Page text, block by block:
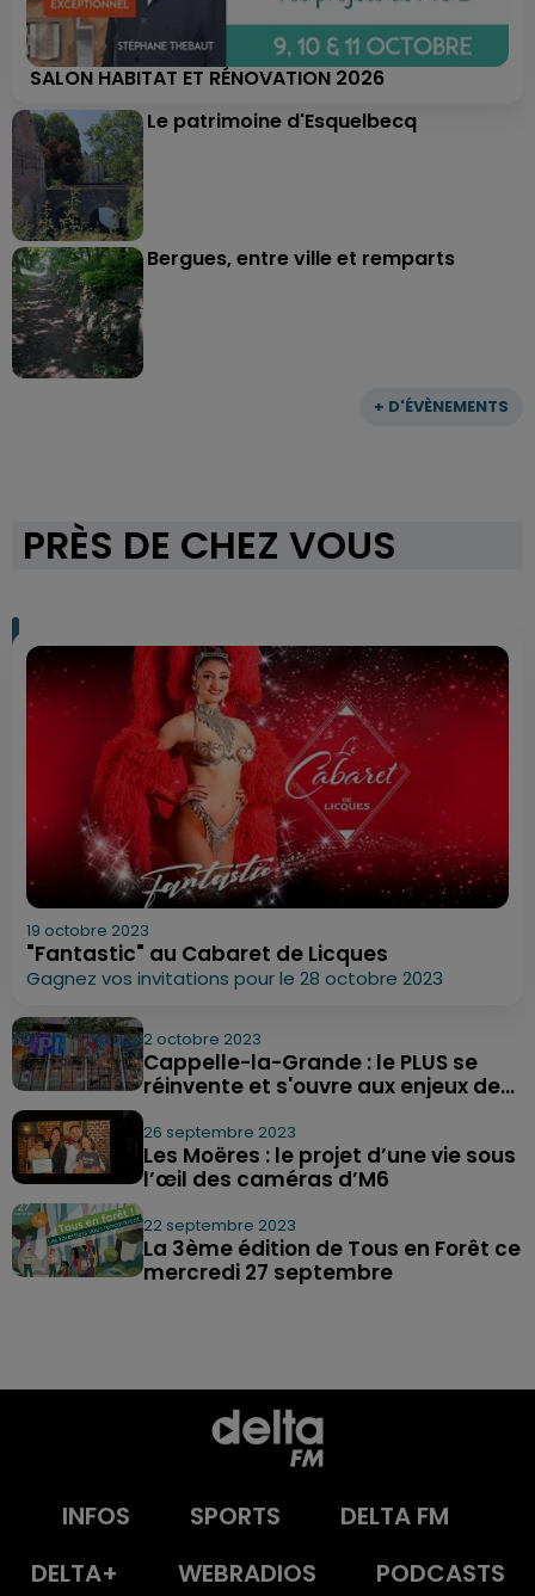
+ D'ÉVÈNEMENTS
SALON HABITAT ET RÉNOVATION 2026
Le patrimoine d'Esquelbecq
Bergues, entre ville et remparts
PRÈS DE CHEZ VOUS
19 octobre 2023
"Fantastic" au Cabaret de Licques
Gagnez vos invitations pour le 28 octobre 2023
2 octobre 2023
Cappelle-la-Grande : le PLUS se
réinvente et s'ouvre aux enjeux de...
26 septembre 2023
Les Moëres : le projet d’une vie sous
l’œil des caméras d’M6
22 septembre 2023
La 3ème édition de Tous en Forêt ce
mercredi 27 septembre
INFOS SPORTS
DELTA FM
DELTA+
WEBRADIOS PODCASTS